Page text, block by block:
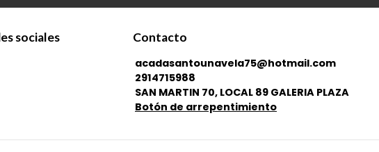
sociales Contacto
acadasantounavela75@hotmail.com
2914715988
SAN MARTIN 70, LOCAL 89 GALERIA PLAZA
Botón de arrepentimiento